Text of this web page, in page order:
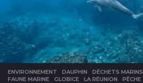
ENVIRONNEMENT DAUPHIN ,DÉCHETS MARINS
FAUNE MARINE
,GLOBICE ,LA RÉUNION ,PÊCHE